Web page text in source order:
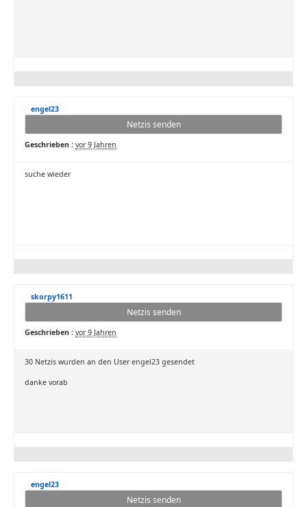
engel23
Netzis senden
Geschrieben : vor 9 Jahren
suche wieder
skorpy1611
Netzis senden
Geschrieben : vor 9 Jahren
30 Netzis wurden an den User engel23 gesendet
danke vorab
engel23
Netzis senden